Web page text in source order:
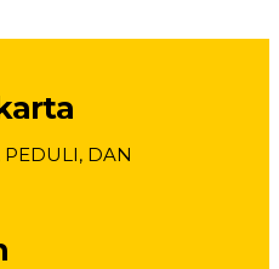
PEDULI, DAN